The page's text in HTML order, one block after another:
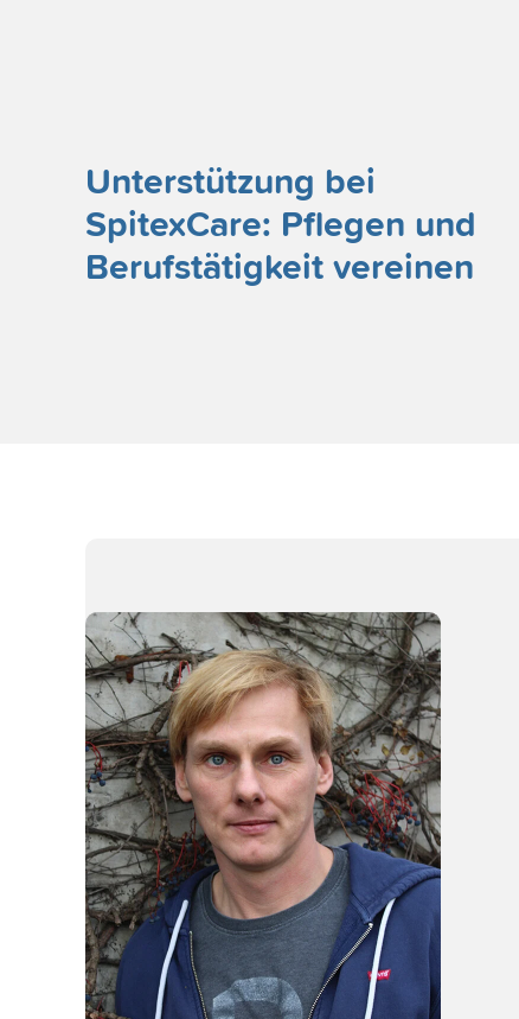
Unterstützung bei
SpitexCare: Pflegen und
Berufstätigkeit vereinen